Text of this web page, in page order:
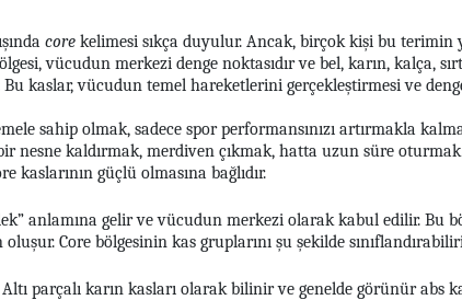
core kelimesi sıkça duyulur. Ancak, birçok kişi bu terimin
vücudun merkezi denge noktasıdır ve bel, karın, kalça,
kaslar, vücudun temel hareketlerini gerçekleştirmesi ve
sahip olmak, sadece spor performansınızı artırmakla
nesne kaldırmak, merdiven çıkmak, hatta uzun süre
kaslarının güçlü olmasına bağlıdır.
anlamına gelir ve vücudun merkezi olarak kabul edilir. Bu
Core bölgesinin kas gruplarını şu şekilde
Altı parçalı karın kasları olarak bilinir ve genelde görünür abs